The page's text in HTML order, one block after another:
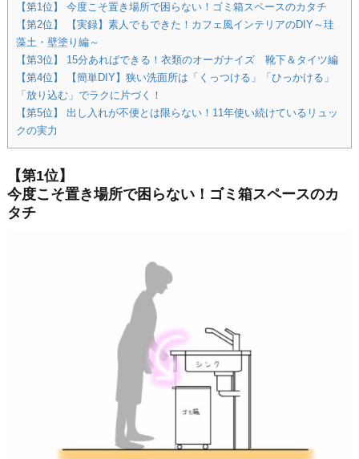
【第1位】 今度こそ置き場所で困らない！ゴミ箱スペースのカタチ
【第2位】 【実録】素人でもできた！カフェ風インテリアのDIY～珪
藻土・壁塗り編～
【第3位】 15分あればできる！衣類のオーガナイズ 靴下＆タイツ編
【第4位】 【簡単DIY】狭い洗面所は「くっつける」「ひっかける」
「放り込む」でラクに片づく！
【第5位】 出し入れが不便とは限らない！11年使い続けているリュッ
クの実力
【第1位】
今度こそ置き場所で困らない！ゴミ箱スペースのカ
タチ